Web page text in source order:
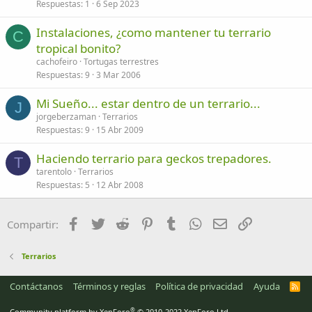
Respuestas 1 6 Sep 2023
C
Instalaciones, ¿como mantener tu terrario
tropical bonito?
cachofeiro Tortugas terrestres
Respuestas 9 3 Mar 2006
J Mi Sueño... estar dentro de un terrario...
jorgeberzaman Terrarios
Respuestas 9 15 Abr 2009
T Haciendo terrario para geckos trepadores.
tarentolo Terrarios
Respuestas 5 12 Abr 2008
Compartir: Facebook
Twitter Reddit PinterestTumblrWhatsApp
Email
Terrarios
Contáctanos Términos y reglas Política de privacidad Ayuda
R
®